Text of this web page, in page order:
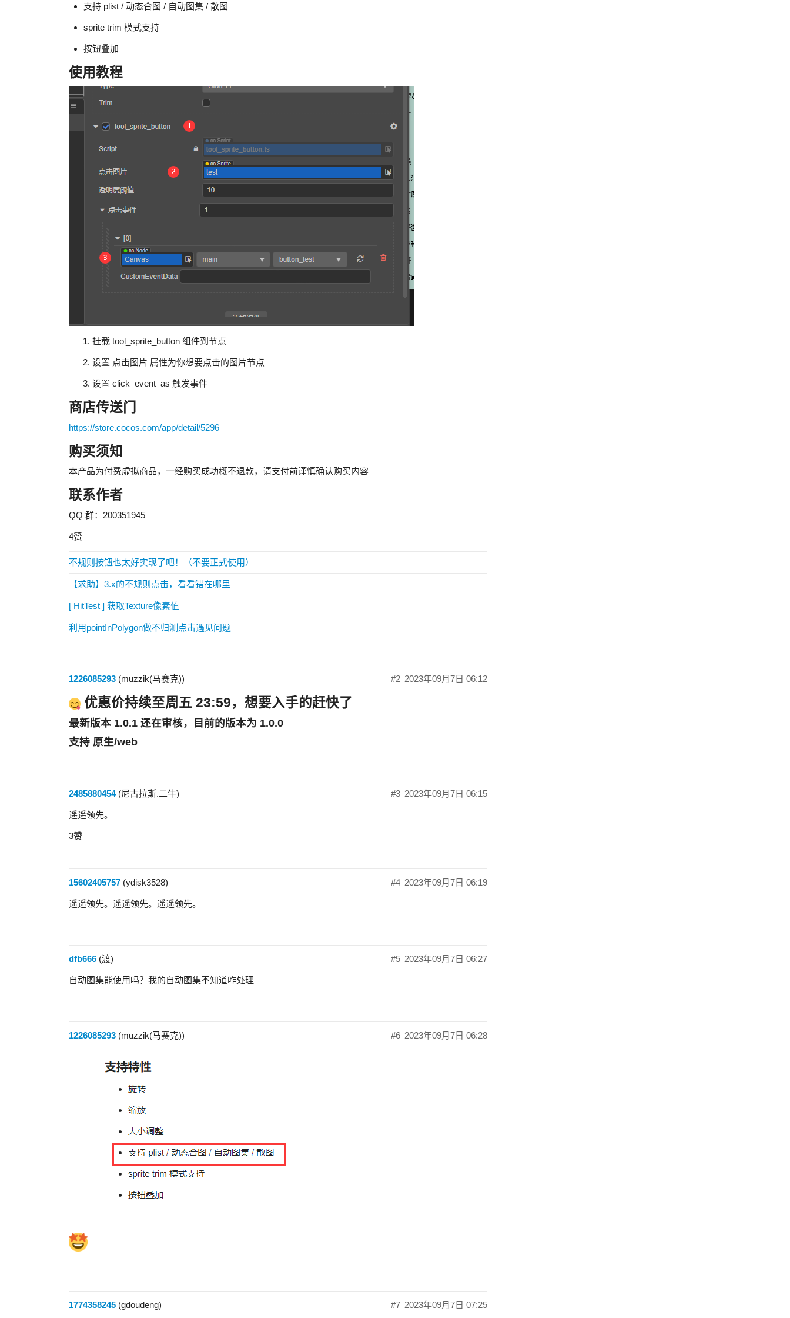
支持 plist / 动态合图 / 自动图集 / 散图
sprite trim 模式支持
按钮叠加
使用教程
挂载 tool_sprite_button 组件到节点
设置 点击图片 属性为你想要点击的图片节点
设置 click_event_as 触发事件
商店传送门
https://store.cocos.com/app/detail/5296
购买须知
本产品为付费虚拟商品，一经购买成功概不退款，请支付前谨慎确认购买内容
联系作者
QQ 群：200351945
4赞
不规则按钮也太好实现了吧！（不要正式使用）
【求助】3.x的不规则点击，看看错在哪里
[ HitTest ] 获取Texture像素值
利用pointInPolygon做不归测点击遇见问题
1226085293 (muzzik(马赛克)) 2023年09月7日 06:12
#2
优惠价持续至周五 23:59，想要入手的赶快了
最新版本 1.0.1 还在审核，目前的版本为 1.0.0
支持 原生/web
2485880454(尼古拉斯.二牛) 2023年09月7日 06:15
#3
遥遥领先。
3赞
15602405757 (ydisk3528) 2023年09月7日 06:19
#4
遥遥领先。遥遥领先。遥遥领先。
dfb666 (渡) 2023年09月7日 06:27
#5
自动图集能使用吗？我的自动图集不知道咋处理
1226085293 (muzzik(马赛克)) 2023年09月7日 06:28
#6
1774358245 (gdoudeng) 2023年09月7日 07:25
#7